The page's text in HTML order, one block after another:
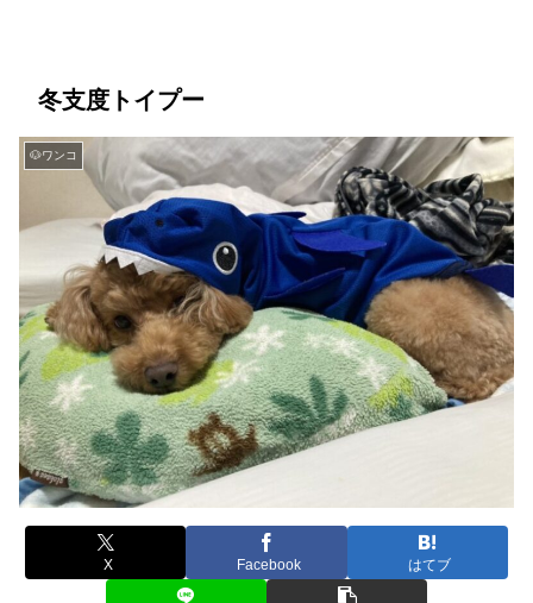
冬支度トイプー
🐶ワンコ
X Facebook はてブ